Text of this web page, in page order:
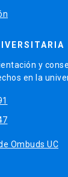
y
en la
Ombuds UC